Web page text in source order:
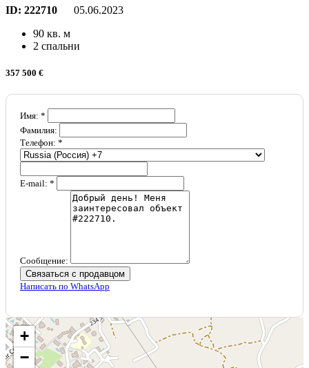
ID: 222710
05.06.2023
90 кв. м
2 спальни
357 500 €
Имя: *
Фамилия:
Телефон: *
E-mail: *
Сообщение:
Связаться с продавцом
Написать по WhatsApp
+
−